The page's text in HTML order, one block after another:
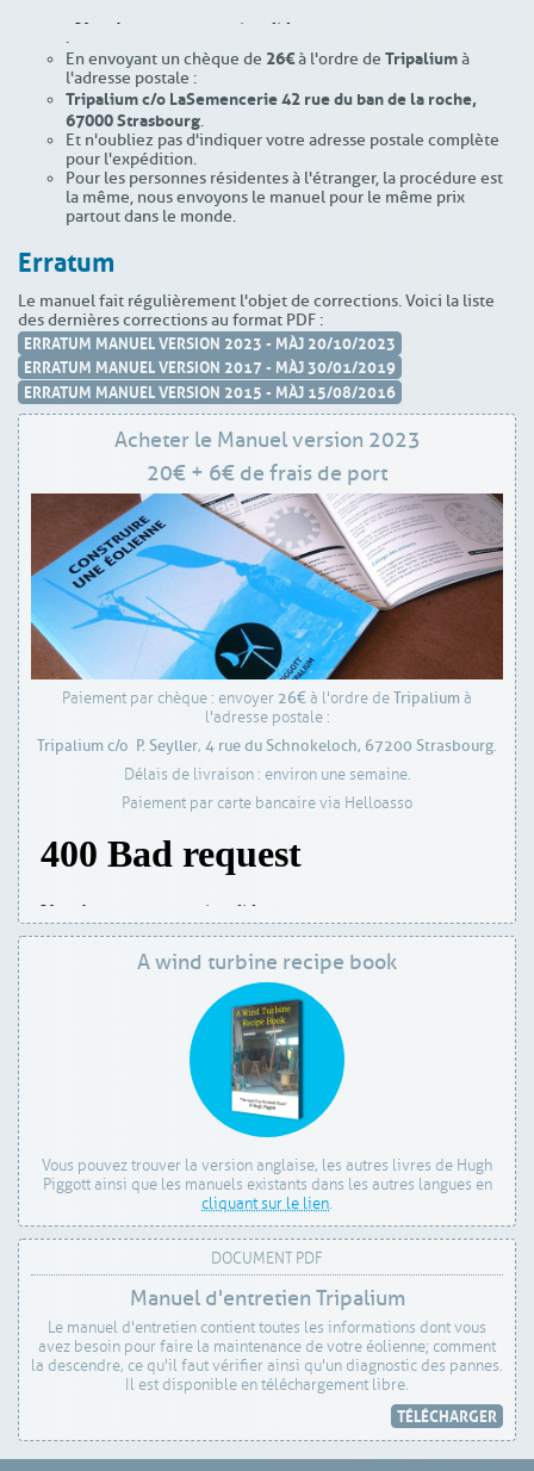
.
En envoyant un chèque de 26€à l'ordre de Tripaliumà
l'adresse postale :
Tripalium c/o LaSemencerie42 rue du ban de la roche,
67000 Strasbourg.
Et n'oubliez pas d'indiquer votre adresse postale complète
pour l'expédition.
Pour les personnes résidentes à l'étranger, la procédure est
la même, nous envoyons le manuel pour le même prix
partout dans le monde.
Erratum
Le manuel fait régulièrement l'objet de corrections. Voici la liste
des dernières corrections au format PDF :
ERRATUM MANUEL VERSION 2023 - MÀJ 20/10/2023
ERRATUM MANUEL VERSION 2017 - MÀJ 30/01/2019
ERRATUM MANUEL VERSION 2015 - MÀJ 15/08/2016
Acheter le Manuel version 2023
20€ + 6€ de frais de port
Paiement par chèque : envoyer 26€à l'ordre deTripaliumà
l'adresse postale :
Tripalium c/o P. Seyller, 4 rue du Schnokeloch, 67200 Strasbourg.
Délais de livraison : environ une semaine.
Paiement par carte bancaire via Helloasso
A wind turbine recipe book
Vous pouvez trouver la version anglaise, les autres livres de Hugh
Piggott ainsi que les manuels existants dans les autres langues en
cliquant sur le lien.
DOCUMENT PDF
Manuel d'entretien Tripalium
Le manuel d'entretien contient toutes les informations dont vous
avez besoin pour faire la maintenance de votre éolienne; comment
la descendre, ce qu'il faut vérifier ainsi qu'un diagnostic des pannes.
Il est disponible en téléchargement libre.
TÉLÉCHARGER